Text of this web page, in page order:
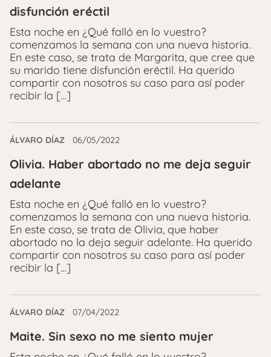
disfunción eréctil
Esta noche en ¿Qué falló en lo vuestro?
comenzamos la semana con una nueva historia.
En este caso, se trata de Margarita, que cree que
su marido tiene disfunción eréctil. Ha querido
compartir con nosotros su caso para así poder
recibir la […]
ÁLVARO DÍAZ 06/05/2022
Olivia. Haber abortado no me deja seguir
adelante
Esta noche en ¿Qué falló en lo vuestro?
comenzamos la semana con una nueva historia.
En este caso, se trata de Olivia, que haber
abortado no la deja seguir adelante. Ha querido
compartir con nosotros su caso para así poder
recibir la […]
ÁLVARO DÍAZ 07/04/2022
Maite. Sin sexo no me siento mujer